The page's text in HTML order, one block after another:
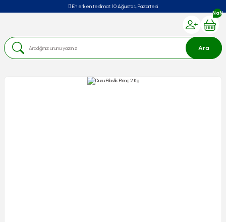
En erken teslimat: 10 Ağustos, Pazartesi
Ara
NaN